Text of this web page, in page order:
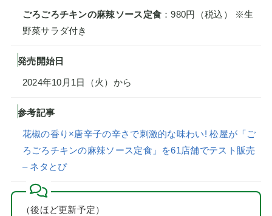
ごろごろチキンの麻辣ソース定食 ：980円（税込） ※生
野菜サラダ付き
発売開始日
2024年10月1日（火）から
参考記事
花椒の香り×唐辛子の辛さで刺激的な味わい! 松屋が「ご
ろごろチキンの麻辣ソース定食」を61店舗でテスト販売
– ネタとぴ
（後ほど更新予定）